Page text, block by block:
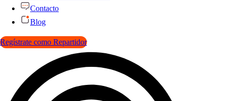
Contacto
Blog
Regístrate como Repartidor